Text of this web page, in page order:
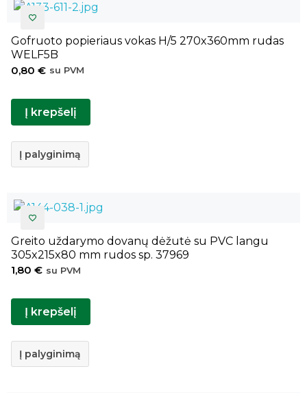
Gofruoto popieriaus vokas H/5 270x360mm rudas
WELF5B
0,80 € su PVM
Į krepšelį
Į palyginimą
Greito uždarymo dovanų dėžutė su PVC langu
305x215x80 mm rudos sp. 37969
1,80 € su PVM
Į krepšelį
Į palyginimą